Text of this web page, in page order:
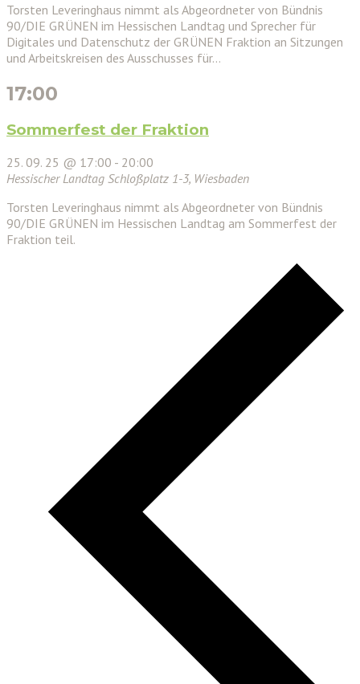
Torsten Leveringhaus nimmt als Abgeordneter von Bündnis
90/DIE GRÜNEN im Hessischen Landtag und Sprecher für
Digitales und Datenschutz der GRÜNEN Fraktion an Sitzungen
und Arbeitskreisen des Ausschusses für…
17:00
Sommerfest der Fraktion
25. 09. 25 @ 17:00 - 20:00
Hessischer Landtag Schloßplatz 1-3, Wiesbaden
Torsten Leveringhaus nimmt als Abgeordneter von Bündnis
90/DIE GRÜNEN im Hessischen Landtag am Sommerfest der
Fraktion teil.